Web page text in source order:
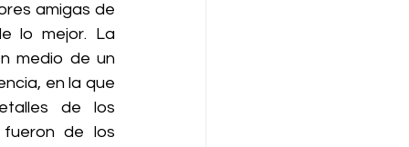
amigas de
lo mejor. La
medio de un
en la que
de los
de los